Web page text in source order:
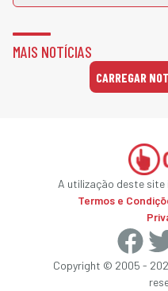
MAIS NOTÍCIAS
CARREGAR
A utilização deste site
Termos e
Copyright © 2005 -